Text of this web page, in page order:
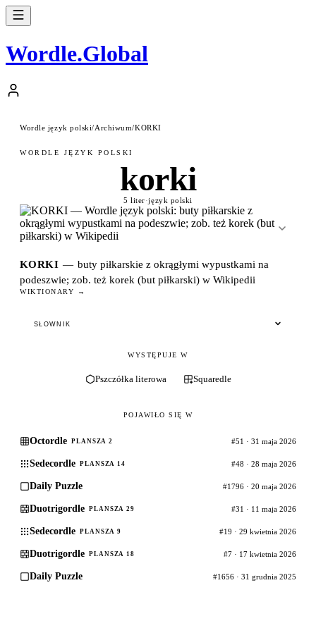
Wordle.Global
Wordle język polski/Archiwum/KORKI
WORDLE JĘZYK POLSKI
korki
5 liter·język polski
KORKI — buty piłkarskie z okrągłymi wypustkami na
podeszwie; zob. też korek (but piłkarski) w Wikipedii
WIKTIONARY →
SŁOWNIK
WYSTĘPUJE W
Pszczółka literowa Squaredle
POJAWIŁO SIĘ W
Octordle PLANSZA 2 #51 · 31 maja 2026
Sedecordle PLANSZA 14 #48 · 28 maja 2026
Daily Puzzle #1796 · 20 maja 2026
Duotrigordle PLANSZA 29 #31 · 11 maja 2026
Sedecordle PLANSZA 9 #19 · 29 kwietnia 2026
Duotrigordle PLANSZA 18 #7 · 17 kwietnia 2026
Daily Puzzle #1656 · 31 grudnia 2025